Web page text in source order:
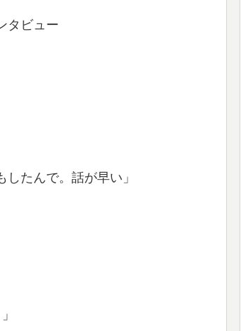
タビュー
たんで。話が早い」